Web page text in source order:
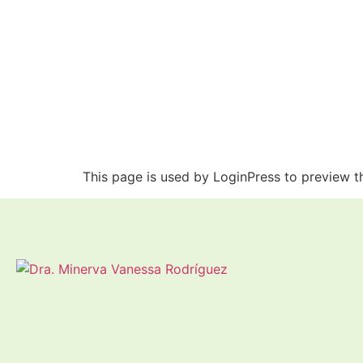
This page is used by LoginPress to preview